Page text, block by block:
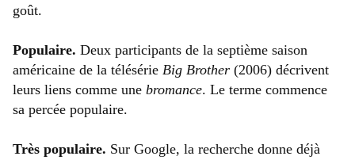
goût.
Populaire. Deux participants de la septième saison
américaine de la télésérie Big Brother (2006) décrivent
leurs liens comme une bromance. Le terme commence
sa percée populaire.
Très populaire. Sur Google, la recherche donne déjà